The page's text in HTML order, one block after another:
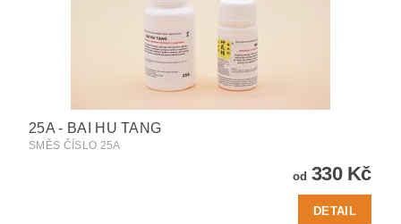
25A - BAI HU TANG
SMĚS ČÍSLO 25A
od 330 Kč
DETAIL